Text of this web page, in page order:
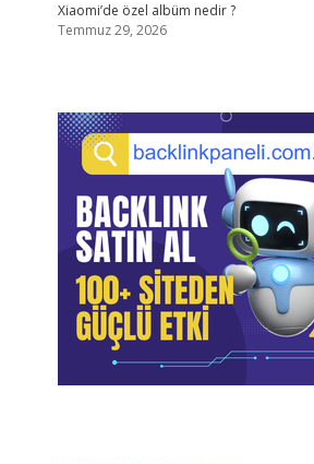
Xiaomi’de özel albüm nedir ?
Temmuz 29, 2026